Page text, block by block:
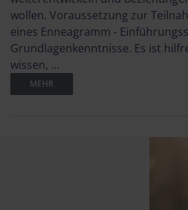
wollen. Voraussetzung zur
eines Enneagramm -
Grundlagenkenntnisse. Es ist
wissen, ...
MEHR